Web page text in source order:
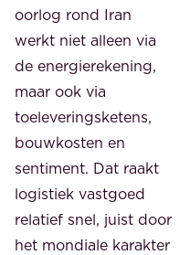
oorlog rond Iran
werkt niet alleen via
de energierekening,
maar ook via
toeleveringsketens,
bouwkosten en
sentiment. Dat raakt
logistiek vastgoed
relatief snel, juist door
het mondiale karakter